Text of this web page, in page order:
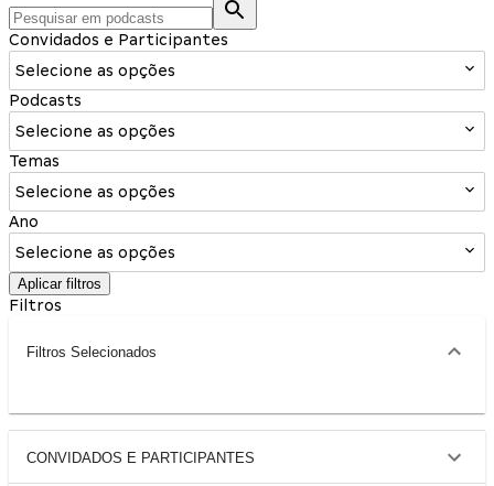
Convidados e Participantes
Selecione as opções
Podcasts
Selecione as opções
Temas
Selecione as opções
Ano
Selecione as opções
Aplicar filtros
Filtros
Filtros Selecionados
CONVIDADOS E PARTICIPANTES